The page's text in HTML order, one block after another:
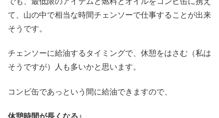
て、山の中で相当な時間チェンソーで仕事することが出来
そうです。
チェンソーに給油するタイミングで、休憩をはさむ（私は
そうですが）人も多いかと思います。
コンビ缶であっという間に給油できますので、
休憩時間が長くなる♪